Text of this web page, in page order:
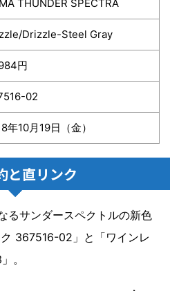
THUNDER SPECTRA
Drizzle-Steel Gray
円
02
年10月19日（金）
と直リンク
るサンダースペクトルの新色
367516-02」と「ワインレ
。